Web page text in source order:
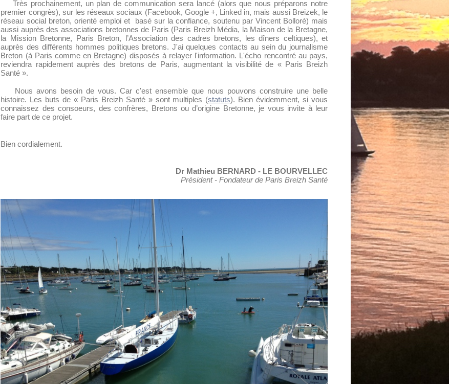
Très prochainement, un plan de communication sera lancé (alors que nous préparons notre
premier congrès), sur les réseaux sociaux (Facebook, Google +, Linked in, mais aussi Breizek, le
réseau social breton, orienté emploi et basé sur la confiance, soutenu par Vincent Bolloré) mais
aussi auprès des associations bretonnes de Paris (Paris Breizh Média, la Maison de la Bretagne,
la Mission Bretonne, Paris Breton, l’Association des cadres bretons, les dîners celtiques), et
auprès des différents hommes politiques bretons. J'ai quelques contacts au sein du journalisme
Breton (à Paris comme en Bretagne) disposés à relayer l'information. L'écho rencontré au pays,
reviendra rapidement auprès des bretons de Paris, augmentant la visibilité de « Paris Breizh
Santé ».
Nous avons besoin de vous. Car c'est ensemble que nous pouvons construire une belle
histoire. Les buts de « Paris Breizh Santé » sont multiples (statuts). Bien évidemment, si vous
connaissez des consoeurs, des confrères, Bretons ou d’origine Bretonne, je vous invite à leur
faire part de ce projet.
Bien cordialement.
Dr Mathieu BERNARD - LE BOURVELLEC
Président - Fondateur de Paris Breizh Santé